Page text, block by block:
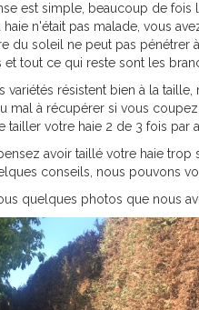
est simple, beaucoup de
haie n'était pas malade, vous
du soleil ne peut pas pénétrer
et tout ce qui reste sont les
variétés résistent bien à la
mal à récupérer si vous
tailler votre haie 2 de 3 fois par
avoir taillé votre haie trop
conseils, nous pouvons
quelques photos que nous